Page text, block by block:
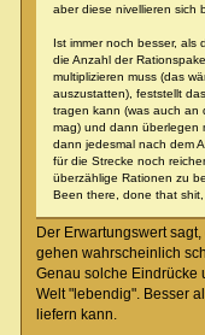
aber diese nivellieren sich
Ist immer noch besser, als
die Anzahl der
multiplizieren muss (das
auszustatten), feststellt
tragen kann (was auch an
mag) und dann überlegen
dann jedesmal nach dem
für die Strecke noch
überzählige Rationen zu
Been there, done that
Der Erwartungswert
gehen wahrscheinlich
Genau solche Eindrücke
Welt "lebendig". Besser
liefern kann.